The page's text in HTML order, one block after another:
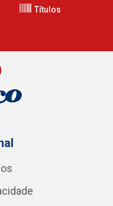
Títulos